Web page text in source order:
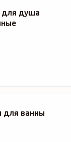
для душа
для ванны